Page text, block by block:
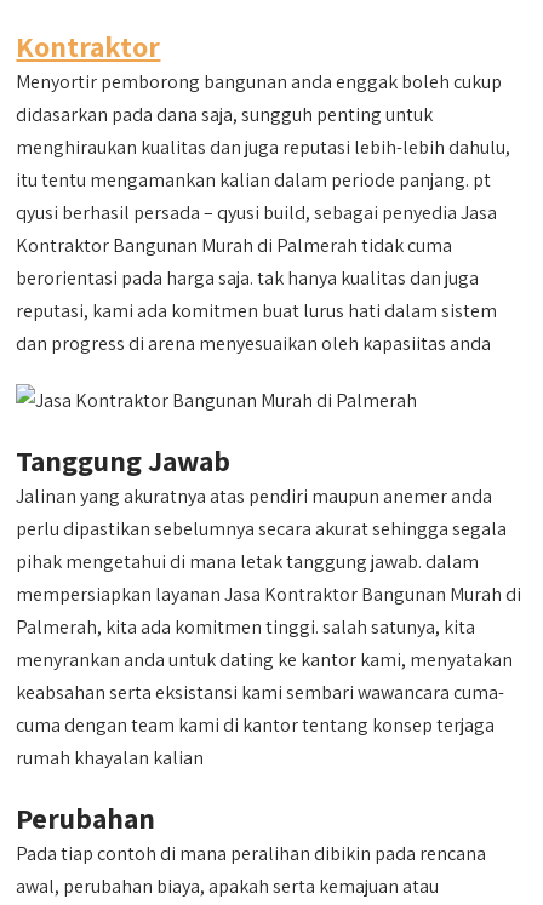
Kontraktor
Menyortir pemborong bangunan anda enggak boleh cukup
didasarkan pada dana saja, sungguh penting untuk
menghiraukan kualitas dan juga reputasi lebih-lebih dahulu,
itu tentu mengamankan kalian dalam periode panjang. pt
qyusi berhasil persada – qyusi build, sebagai penyedia Jasa
Kontraktor Bangunan Murah di Palmerah tidak cuma
berorientasi pada harga saja. tak hanya kualitas dan juga
reputasi, kami ada komitmen buat lurus hati dalam sistem
dan progress di arena menyesuaikan oleh kapasiitas anda
Tanggung Jawab
Jalinan yang akuratnya atas pendiri maupun anemer anda
perlu dipastikan sebelumnya secara akurat sehingga segala
pihak mengetahui di mana letak tanggung jawab. dalam
mempersiapkan layanan Jasa Kontraktor Bangunan Murah di
Palmerah, kita ada komitmen tinggi. salah satunya, kita
menyrankan anda untuk dating ke kantor kami, menyatakan
keabsahan serta eksistansi kami sembari wawancara cuma-
cuma dengan team kami di kantor tentang konsep terjaga
rumah khayalan kalian
Perubahan
Pada tiap contoh di mana peralihan dibikin pada rencana
awal, perubahan biaya, apakah serta kemajuan atau